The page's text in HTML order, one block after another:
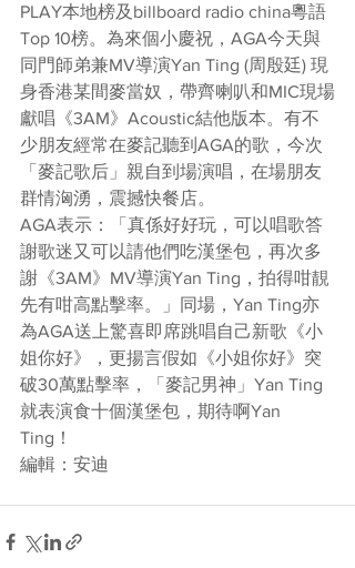
PLAY本地榜及billboard radio china粵語
Top 10榜。為來個小慶祝，AGA今天與
同門師弟兼MV導演Yan Ting (周殷廷) 現
身香港某間麥當奴，帶齊喇叭和MIC現場
獻唱《3AM》Acoustic結他版本。有不
少朋友經常在麥記聽到AGA的歌，今次
「麥記歌后」親自到場演唱，在場朋友
群情洶湧，震撼快餐店。
AGA表示：「真係好好玩，可以唱歌答
謝歌迷又可以請他們吃漢堡包，再次多
謝《3AM》MV導演Yan Ting，拍得咁靚
先有咁高點擊率。」同場，Yan Ting亦
為AGA送上驚喜即席跳唱自己新歌《小
姐你好》，更揚言假如《小姐你好》突
破30萬點擊率，「麥記男神」Yan Ting
就表演食十個漢堡包，期待啊Yan
Ting！
編輯：安迪